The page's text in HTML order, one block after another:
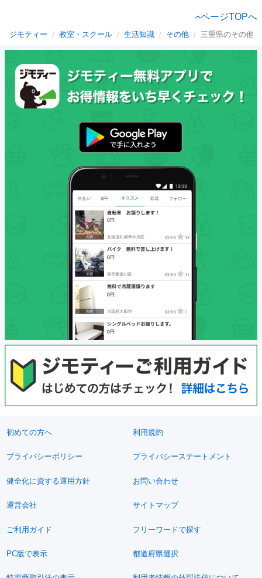
ページTOPへ
ジモティー 教室・スクール 生活知識 その他 三重県のその他
初めての方へ 利用規約
プライバシーポリシー プライバシーステートメント
健全化に資する運用方針 お問い合わせ
運営会社 サイトマップ
ご利用ガイド フリーワードで探す
PC版で表示 都道府県選択